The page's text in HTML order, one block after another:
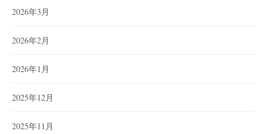
2026年3月
2026年2月
2026年1月
2025年12月
2025年11月